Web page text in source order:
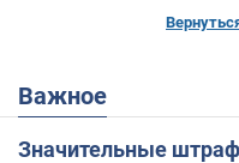
Важное
Значительные